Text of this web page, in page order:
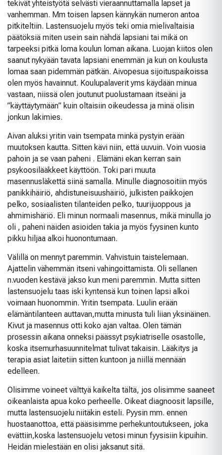
tekivät yhteistyötä selvästi vieraannuttamalla lapset ja
vanhemman. Mm toisen lapsen kännykän numeron antoa
pitkiteltiin. Lastensuojelu myös teki omia mielivaltaisia
päätöksiä miten usein sain nähdä lapsiani tai mikä on
tarpeeksi pitkä loma koulun loman aikana. Luojan kiitos olen
saanut nykyään tavata lapsiani enemmän ja kun on koulusta
lomaa saan pidemmän pätkän. Aivopesua sijoituspaikoissa
olen myös havainnut. Koulupalaverit yms käydään minua
vastaan, niissä olen joutunut puolustamaan itseäni ja
”käyttäytymään” kuin oltaisiin oikeudessa ja minä olisin
jonkun lakimies.
Aivan aluksi yritin vain tsempata minkä pystyin erään
muutoksen kautta. Sitten kävi niin, että uuvuin. Voin vuosia
pahoin ja se vaan paheni . Elämäni ekan kerran sain
psykoosilääkkeet käyttöön. Toki pari muuta
masennusläkettä siinä samalla. Minulle diagnosoitiin myös
panikkihäiriö, ahdistuneisuushäiriö, julkisten paikkojen
pelko, sosiaalisten tilanteiden pelko, tuurijuoppous ja
ahmimishäriö. Eli minun normaali masennus, mikä minulla jo
oli , paheni näiden asioiden takia ja myös fyysinen kunto
pikku hiljaa alkoi huonontumaan.
Välillä on mennyt paremmin. Vahvistuin taistelemaan.
Ajattelin vähemmän itseni vahingoittamista. Oli sellanen
n.vuoden kestävä jakso kun meni paremmin. Mutta sitten
lastensuojelu taas iski kyntensä kun toinen lapsi alkoi
voimaan huonommin. Yritin tsempata. Luulin erään
elämäntilanteen auttavan,mutta minusta tuli liian yksinäinen.
Kivut ja masennus otti koko ajan valtaa. Olen tämän
prosessin aikana onneksi päässyt psykiatriselle osastolle,
koska itsemurhasuunnitelmat tulivat takaisin. Lääkitys ja
terapia asiat laitetiin sitten kuntoon ja niillä mennään
edelleen.
Olisimme voineet välttyä kaikelta tältä, jos olisimme saaneet
oikeanlaista apua koko perheelle. Oikeat diagnoosit lapsille,
mutta lastensuojelu niitäkin esteli. Pyysin mm. ennen
huostaanottoa, että pääsisimme perhekuntoutukseen, joka
evättiin,koska lastensuojelu vetosi minun fyysisiin kipuihin.
Heidän mielestään en olisi jaksanut sitä.